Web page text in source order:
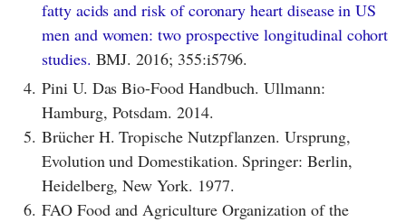
fatty acids and risk of coronary heart disease in US
men and women: two prospective longitudinal cohort
studies. BMJ. 2016; 355:i5796.
4. Pini U. Das Bio-Food Handbuch. Ullmann:
Hamburg, Potsdam. 2014.
5. Brücher H. Tropische Nutzpflanzen. Ursprung,
Evolution und Domestikation. Springer: Berlin,
Heidelberg, New York. 1977.
6. FAO Food and Agriculture Organization of the